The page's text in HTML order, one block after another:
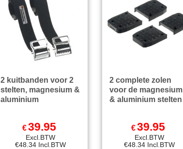
2 kuitbanden voor 2
stelten, magnesium &
aluminium
€39.95
Excl.BTW
€48.34 Incl.BTW
2 complete zolen
voor de magnesium
& aluminium stelten
€39.95
Excl.BTW
€48.34 Incl.BTW